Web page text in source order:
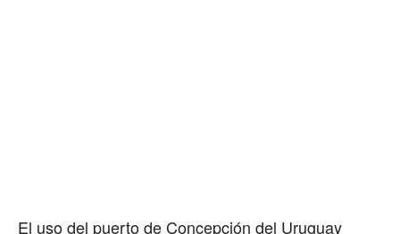
El uso del puerto de Concepción del Uruguay